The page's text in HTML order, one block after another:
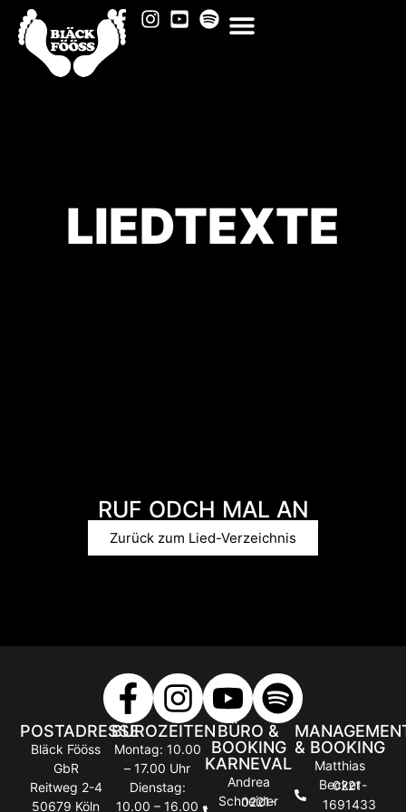
LIEDTEXTE
RUF ODCH MAL AN
Zurück zum Lied-Verzeichnis
POSTADRESSE
Bläck Fööss
GbR
Reitweg 2-4
50679 Köln
BÜROZEITEN
Montag: 10.00
– 17.00 Uhr
Dienstag:
10.00 – 16.00
BÜRO &
BOOKING
KARNEVAL
Andrea
Schneider
0221-
& BOOKING
Matthias
Becker
0221-
1691433